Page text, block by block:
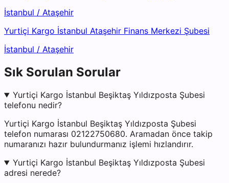
İstanbul / Ataşehir
Yurtiçi Kargo İstanbul Ataşehir Finans Merkezi Şubesi
İstanbul / Ataşehir
Sık Sorulan Sorular
Yurtiçi Kargo İstanbul Beşiktaş Yıldızposta Şubesi
telefonu nedir?
Yurtiçi Kargo İstanbul Beşiktaş Yıldızposta Şubesi
telefon numarası 02122750680. Aramadan önce takip
numaranızı hazır bulundurmanız işlemi hızlandırır.
Yurtiçi Kargo İstanbul Beşiktaş Yıldızposta Şubesi
adresi nerede?